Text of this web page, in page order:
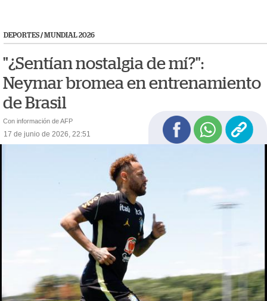
DEPORTES/MUNDIAL 2026
"¿Sentían nostalgia de mí?":
Neymar bromea en entrenamiento
de Brasil
Con información de AFP
17 de junio de 2026, 22:51